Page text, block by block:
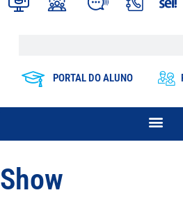
PORTAL DO ALUNO
Show